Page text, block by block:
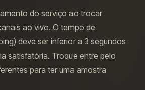
do serviço ao trocar
ao vivo. O tempo de
deve ser inferior a 3 segundos
satisfatória. Troque entre pelo
para ter uma amostra